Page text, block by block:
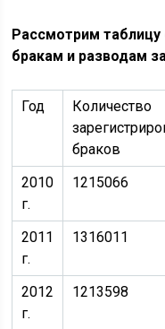
Рассмотрим таблицу
бракам и разводам
Год
Количество
браков
2010
г.
1215066
2011
г.
1316011
2012
г.
1213598